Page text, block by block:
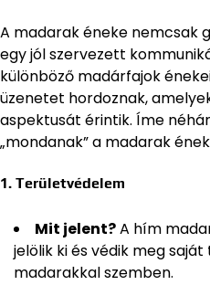
A madarak éneke nemcsak
egy jól szervezett
különböző madárfajok
üzenetet hordoznak,
aspektusát érintik. Íme
„mondanak” a madarak
1. Területvédelem
Mit jelent?A hím
jelölik ki és védik meg
madarakkal szemben.